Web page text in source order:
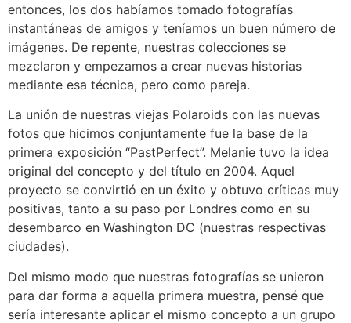
entonces, los dos habíamos tomado fotografías
instantáneas de amigos y teníamos un buen número de
imágenes. De repente, nuestras colecciones se
mezclaron y empezamos a crear nuevas historias
mediante esa técnica, pero como pareja.
La unión de nuestras viejas Polaroids con las nuevas
fotos que hicimos conjuntamente fue la base de la
primera exposición “PastPerfect”. Melanie tuvo la idea
original del concepto y del título en 2004. Aquel
proyecto se convirtió en un éxito y obtuvo críticas muy
positivas, tanto a su paso por Londres como en su
desembarco en Washington DC (nuestras respectivas
ciudades).
Del mismo modo que nuestras fotografías se unieron
para dar forma a aquella primera muestra, pensé que
sería interesante aplicar el mismo concepto a un grupo